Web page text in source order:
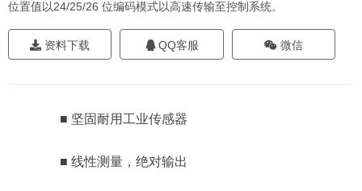
位置值以24/25/26 位编码模式以高速传输至控制系统。
资料下载 QQ客服 微信
■ 坚固耐用工业传感器
■ 线性测量，绝对输出